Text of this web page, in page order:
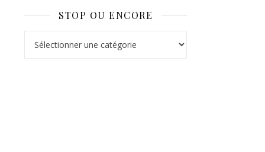
STOP OU ENCORE